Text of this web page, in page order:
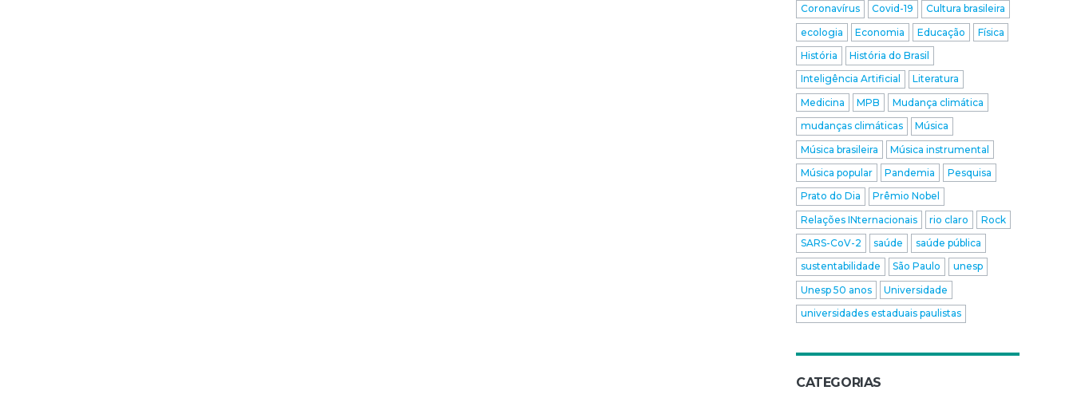
Coronavírus
Covid-19
Cultura brasileira
ecologia
Economia Educação
Física
História
História do Brasil
Inteligência Artificial
Literatura
Medicina
MPB
Mudança climática
mudanças climáticas
Música
Música brasileira
Música instrumental
Música popular
Pandemia
Pesquisa
Prato do Dia
Prêmio Nobel
Relações INternacionais
rio claro
Rock
SARS-CoV-2
saúde
saúde pública
sustentabilidade
São Paulo
unesp
Unesp 50 anos
Universidade
universidades estaduais paulistas
CATEGORIAS